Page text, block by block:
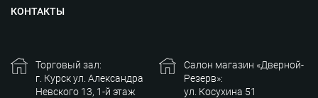
КОНТАКТЫ
Торговый зал:
г. Курск ул. Александра
Невского 13, 1-й этаж
Салон магазин «Дверной-
Резерв»:
ул. Косухина 51